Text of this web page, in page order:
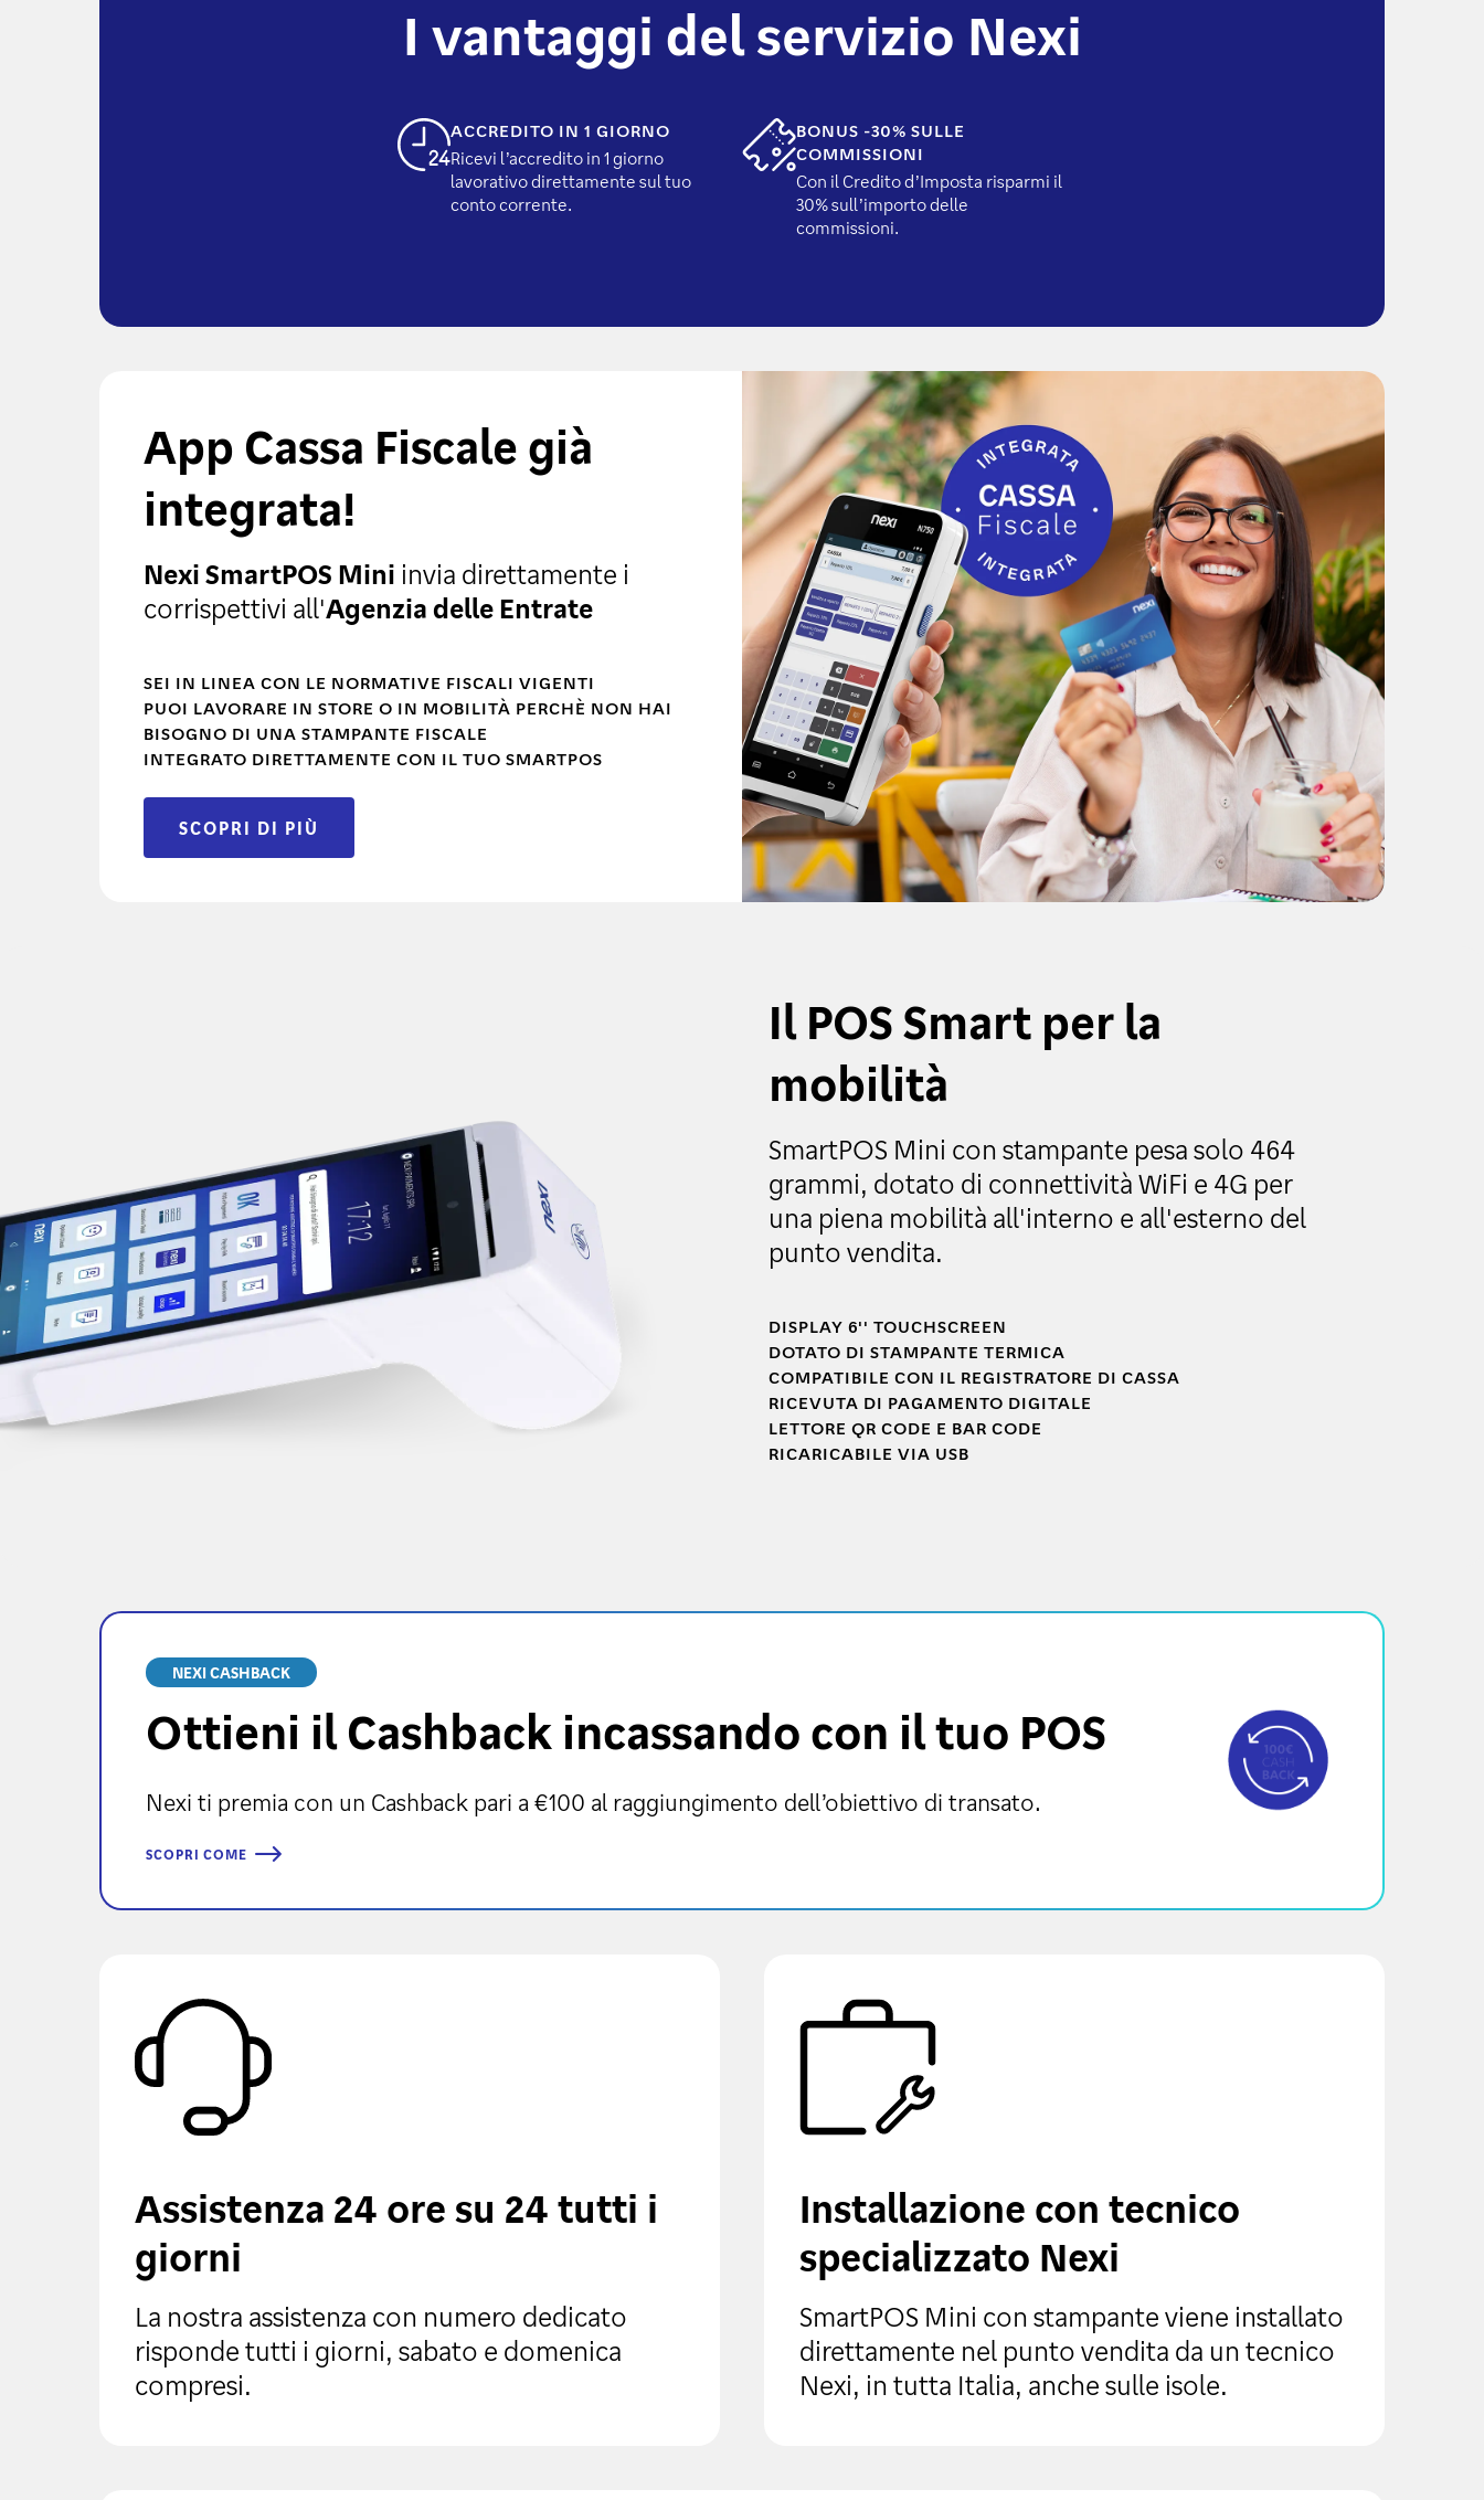
I vantaggi del servizio Nexi
ACCREDITO IN 1 GIORNO
Ricevi l’accredito in 1 giorno
lavorativo direttamente sul tuo
conto corrente.
BONUS -30% SULLE
COMMISSIONI
Con il Credito d’Imposta risparmi il
30% sull’importo delle
commissioni.
App Cassa Fiscale già
integrata!
Nexi SmartPOS Mini invia direttamente i
corrispettivi all'Agenzia delle Entrate
SEI IN LINEA CON LE NORMATIVE FISCALI VIGENTI
PUOI LAVORARE IN STORE O IN MOBILITÀ PERCHÈ NON HAI
BISOGNO DI UNA STAMPANTE FISCALE
INTEGRATO DIRETTAMENTE CON IL TUO SMARTPOS
SCOPRI DI PIÙ
Il POS Smart per la
mobilità
SmartPOS Mini con stampante pesa solo 464
grammi, dotato di connettività WiFi e 4G per
una piena mobilità all'interno e all'esterno del
punto vendita.
DISPLAY 6'' TOUCHSCREEN
DOTATO DI STAMPANTE TERMICA
COMPATIBILE CON IL REGISTRATORE DI CASSA
RICEVUTA DI PAGAMENTO DIGITALE
LETTORE QR CODE E BAR CODE
RICARICABILE VIA USB
NEXI CASHBACK
Ottieni il Cashback incassando con il tuo POS
Nexi ti premia con un Cashback pari a €100 al raggiungimento dell’obiettivo di transato.
SCOPRI COME
Assistenza 24 ore su 24 tutti i
giorni
La nostra assistenza con numero dedicato
risponde tutti i giorni, sabato e domenica
compresi.
Installazione con tecnico
specializzato Nexi
SmartPOS Mini con stampante viene installato
direttamente nel punto vendita da un tecnico
Nexi, in tutta Italia, anche sulle isole.